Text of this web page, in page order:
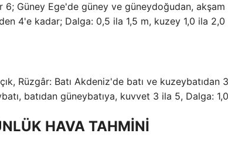
6; Güney Ege'de güney ve güneydoğudan,
4'e kadar; Dalga: 0,5 ila 1,5 m, kuzey 1,0 ila 2,0
Rüzgâr: Batı Akdeniz'de batı ve
batıdan güneybatıya, kuvvet 3 ila 5, Dalga:
HAVA TAHMİNİ